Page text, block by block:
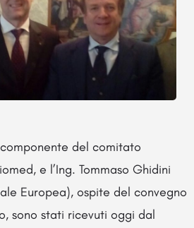
del comitato
e l’Ing. Tommaso Ghidini
Europea), ospite del convegno
sono stati ricevuti oggi dal